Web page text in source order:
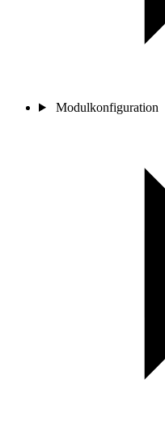
Modulkonfiguration